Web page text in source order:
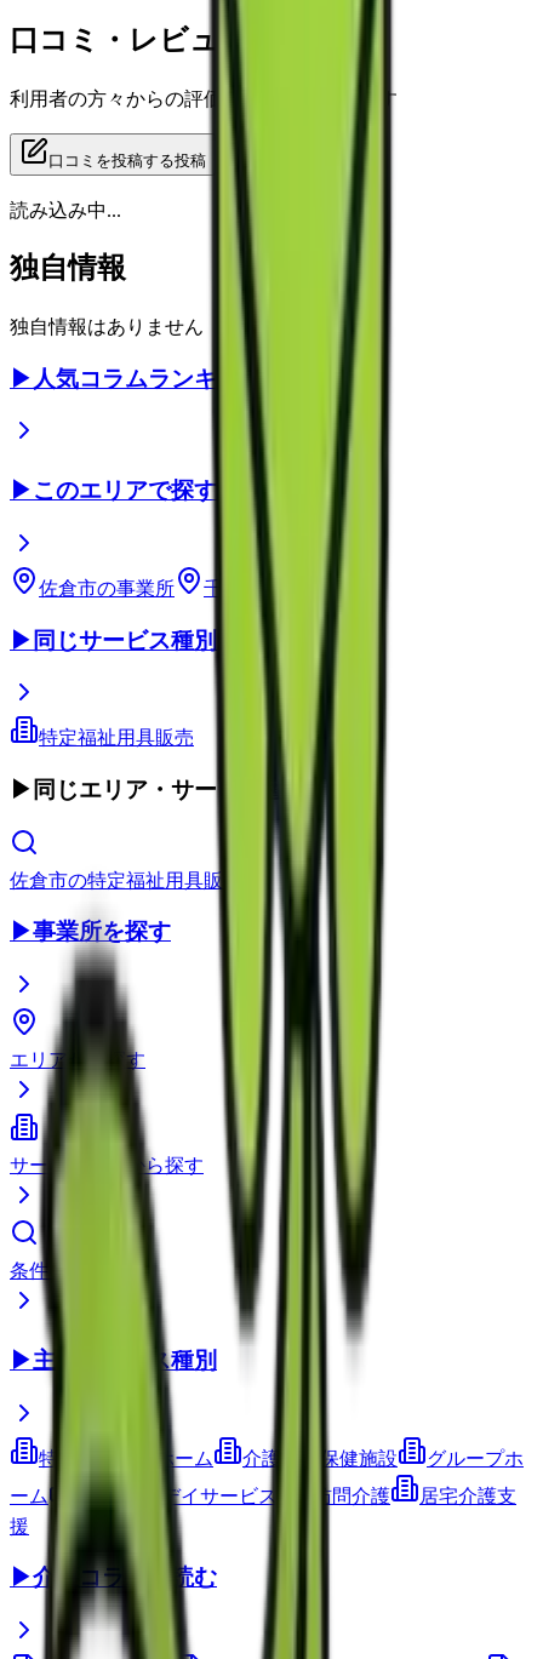
口コミ・レビュー
利用者の方々からの評価をご覧いただけます
口コミを投稿する投稿
読み込み中...
独自情報
独自情報はありません
▶ 人気コラムランキング
▶このエリアで探す
佐倉市の事業所 千葉県 の事業所
▶ 同じサービス種別
特定福祉用具販売
▶ 同じエリア・サービス種別
佐倉市の特定福祉用具販売
▶事業所を探す
エリアから探す
サービス種別から探す
条件で検索
▶主要サービス種別
特別養護老人ホーム 介護老人保健施設
グループホ
ーム
通所介護(デイサービス) 訪問介護
居宅介護支
援
▶介護コラムを読む